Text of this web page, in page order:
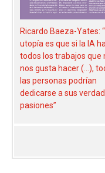
Ricardo Baeza-Yates:
utopía es que si la IA
todos los trabajos que
nos gusta hacer (...),
las personas podrían
dedicarse a sus
pasiones”